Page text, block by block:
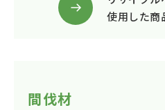
使用した商
間伐材